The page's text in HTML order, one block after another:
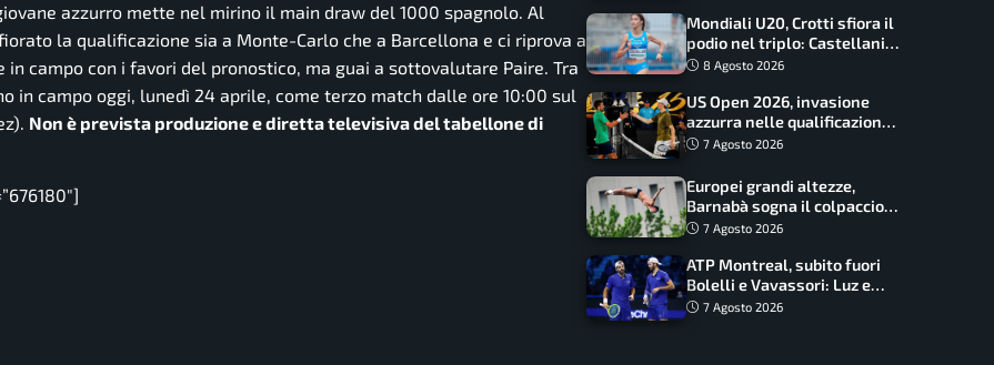
azzurro mette nel mirino il main draw del 1000 spagnolo. Al
la qualificazione sia a Monte-Carlo che a Barcellona e ci riprova a
in campo con i favori del pronostico, ma guai a sottovalutare Paire. Tra
in campo oggi, lunedì 24 aprile, come terzo match dalle ore 10:00 sul
Non è prevista produzione e diretta televisiva del tabellone di
Mondiali U20, Crotti sfiora il
podio nel triplo: Castellani
da record, Succo in finale
8 Agosto 2026
US Open 2026, invasione
azzurra nelle qualificazioni:
17 italiani a caccia del main
7 Agosto 2026
Europei grandi altezze,
Barnabà sogna il colpaccio:
è leader a metà gara, Baraldi
7 Agosto 2026
ATP Montreal, subito fuori
Bolelli e Vavassori: Luz e
Matos fermano gli azzurri
7 Agosto 2026